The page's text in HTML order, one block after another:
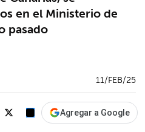
en el Ministerio de
pasado
11/FEB/25
Agregar a Google